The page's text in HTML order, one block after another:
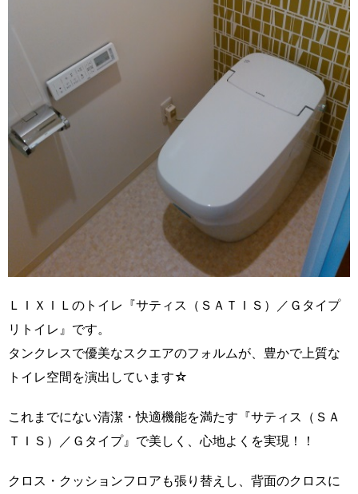
ＬＩＸＩＬのトイレ『サティス（ＳＡＴＩＳ）／Ｇタイプ
リトイレ』です。
タンクレスで優美なスクエアのフォルムが、豊かで上質な
トイレ空間を演出しています☆
これまでにない清潔・快適機能を満たす『サティス（ＳＡ
ＴＩＳ）／Ｇタイプ』で美しく、心地よくを実現！！
クロス・クッションフロアも張り替えし、背面のクロスに